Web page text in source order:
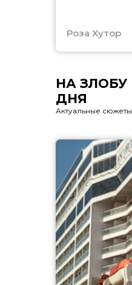
Роза Хутор
НА ЗЛОБУ
ДНЯ
Актуальные сюжеты